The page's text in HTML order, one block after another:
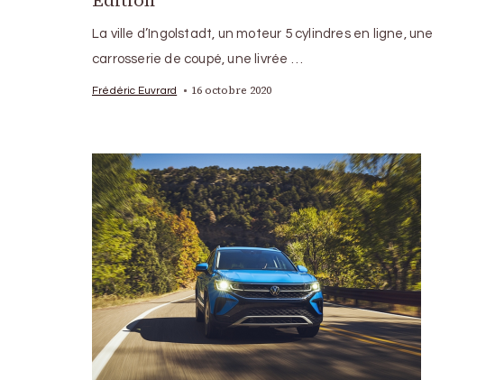
La ville d’Ingolstadt, un moteur 5 cylindres en ligne, une
carrosserie de coupé, une livrée …
Frédéric Euvrard 16 octobre 2020